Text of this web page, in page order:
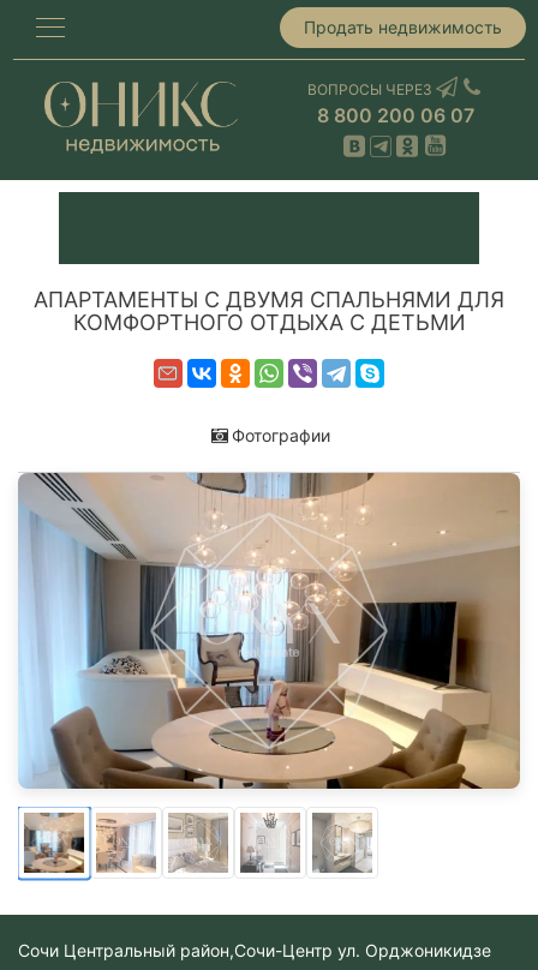
Продать недвижимость
ВОПРОСЫ ЧЕРЕЗ
8 800 200 06 07
АПАРТАМЕНТЫ С ДВУМЯ СПАЛЬНЯМИ ДЛЯ
КОМФОРТНОГО ОТДЫХА С ДЕТЬМИ
Фотографии
Сочи Центральный район,Сочи-Центр ул. Орджоникидзе